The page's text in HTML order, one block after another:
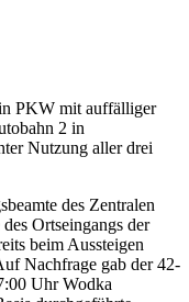
PKW mit auffälliger
2 in
Nutzung aller drei
des Zentralen
Ortseingangs der
beim Aussteigen
Nachfrage gab der 42-
Uhr Wodka